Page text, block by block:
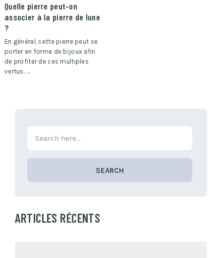
Quelle pierre peut-on
associer à la pierre de lune
?
En général, cette pierre peut se
porter en forme de bijoux afin
de profiter de ces multiples
vertus. …
SEARCH
ARTICLES RÉCENTS